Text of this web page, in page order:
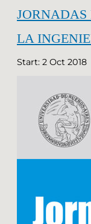
JORNADAS
LA
Start: 2 Oct 2018